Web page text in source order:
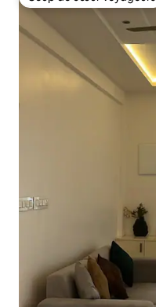
Coup de cœur voyageurs